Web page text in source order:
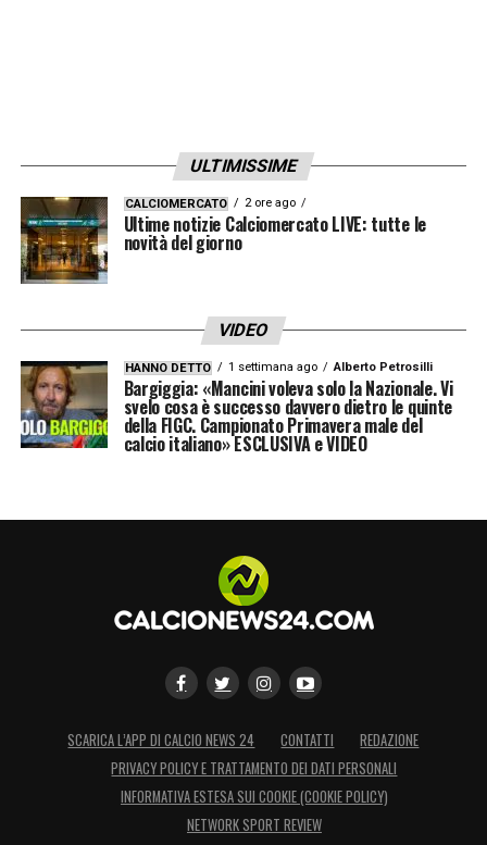
ULTIMISSIME
CALCIOMERCATO 2 ore ago
Ultime notizie Calciomercato LIVE: tutte le
novità del giorno
VIDEO
HANNO DETTO 1 settimana ago Alberto Petrosilli
Bargiggia: «Mancini voleva solo la Nazionale. Vi
svelo cosa è successo davvero dietro le quinte
della FIGC. Campionato Primavera male del
calcio italiano» ESCLUSIVA e VIDEO
SCARICA L’APP DI CALCIO NEWS 24 CONTATTI
REDAZIONE
PRIVACY POLICY E TRATTAMENTO DEI DATI PERSONALI
INFORMATIVA ESTESA SUI COOKIE (COOKIE POLICY)
NETWORK SPORT REVIEW